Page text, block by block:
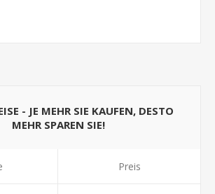
- JE MEHR SIE KAUFEN, DESTO
MEHR SPAREN SIE!
Preis